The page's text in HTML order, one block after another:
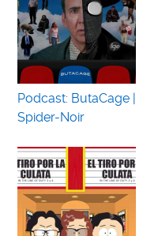
Podcast: ButaCage |
Spider-Noir